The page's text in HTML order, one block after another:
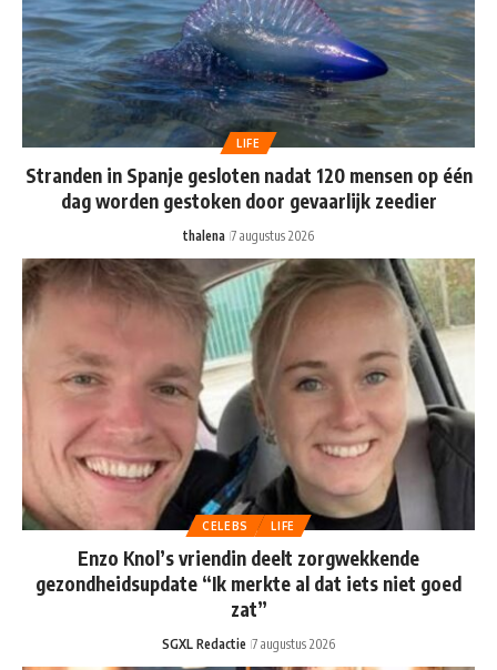
LIFE
Stranden in Spanje gesloten nadat 120 mensen op één
dag worden gestoken door gevaarlijk zeedier
thalena 7 augustus 2026
CELEBS LIFE
Enzo Knol’s vriendin deelt zorgwekkende
gezondheidsupdate “Ik merkte al dat iets niet goed
zat”
SGXL Redactie 7 augustus 2026